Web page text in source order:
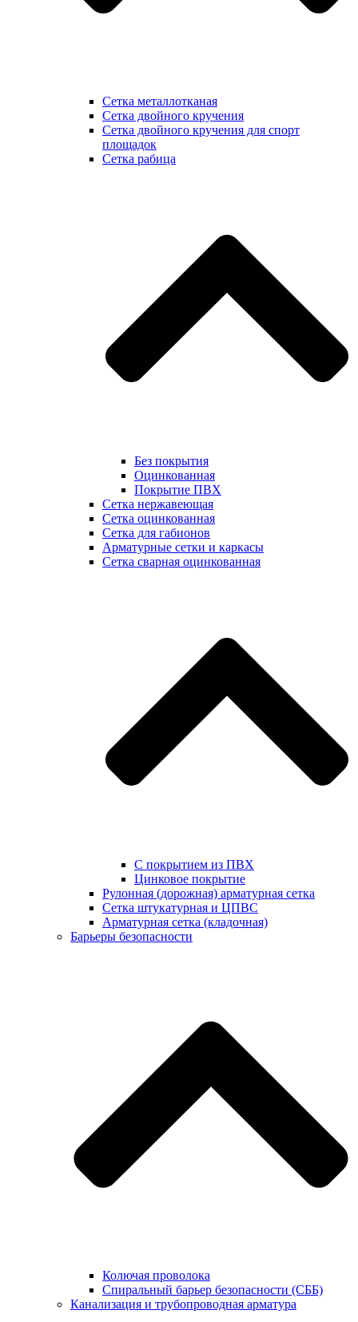
Сетка металлотканая
Сетка двойного кручения
Сетка двойного кручения для спорт
площадок
Сетка рабица
Без покрытия
Оцинкованная
Покрытие ПВХ
Сетка нержавеющая
Сетка оцинкованная
Сетка для габионов
Арматурные сетки и каркасы
Сетка сварная оцинкованная
С покрытием из ПВХ
Цинковое покрытие
Рулонная (дорожная) арматурная сетка
Сетка штукатурная и ЦПВС
Арматурная сетка (кладочная)
Барьеры безопасности
Колючая проволока
Спиральный барьер безопасности (СББ)
Канализация и трубопроводная арматура